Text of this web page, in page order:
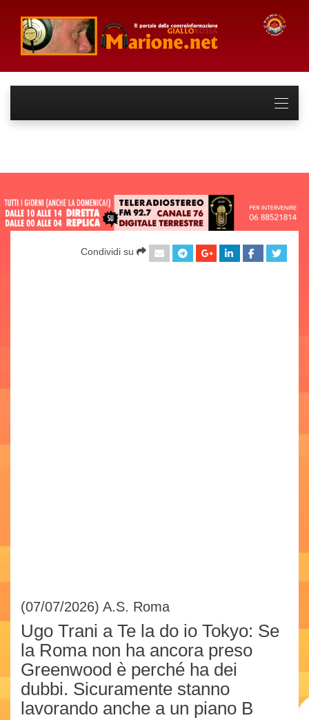
Condividi su
(07/07/2026) A.S. Roma
Ugo Trani a Te la do io Tokyo: Se
la Roma non ha ancora preso
Greenwood è perché ha dei
dubbi. Sicuramente stanno
lavorando anche a un piano B